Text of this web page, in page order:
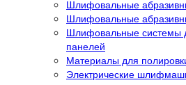
Шлифовальные
Шлифовальные
Шлифовальные системы
панелей
Материалы для
Электрические